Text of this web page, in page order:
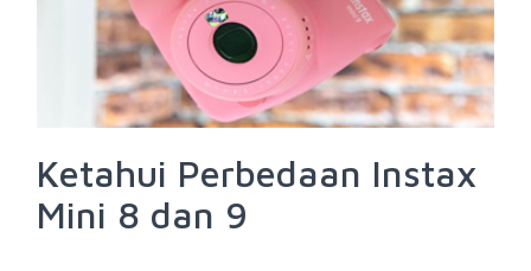
Ketahui Perbedaan Instax
Mini 8 dan 9